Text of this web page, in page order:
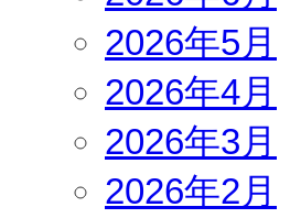
2026年5月
2026年4月
2026年3月
2026年2月